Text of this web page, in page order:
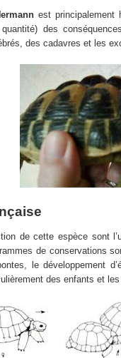
est principalement
des
des cadavres et les
de cette espèce sont
de conservations
le développement
des enfants et